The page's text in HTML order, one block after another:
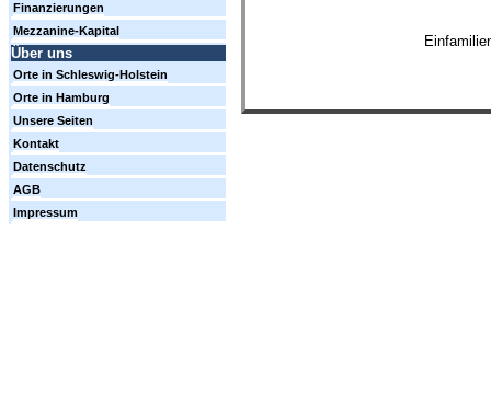
Finanzierungen
Mezzanine-Kapital
Über uns
Orte in Schleswig-Holstein
Orte in Hamburg
Unsere Seiten
Kontakt
Datenschutz
AGB
Impressum